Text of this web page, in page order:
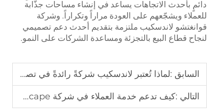
دائمٍ بأحدث الاتجاهات يساعد في إنشاء مساحات جذّابة
للعملاء ويشجّعهم على العودة مراراً وتكراراً. وشركة
قوانغتشو لاندسكيب ملتزمة بتقديم أحدث دعم تصميمي
لنجاح قطاع البيع بالتجزئة ومساعدة الشركات على النمو.
السابق :لماذا تُعتبر لاندسكيب شركةً رائدةً في تصنيع أقواس الزفاف
التالي : كيف تدعم خدمة العملاء في شركة Landscape استخدام رفوف العرض